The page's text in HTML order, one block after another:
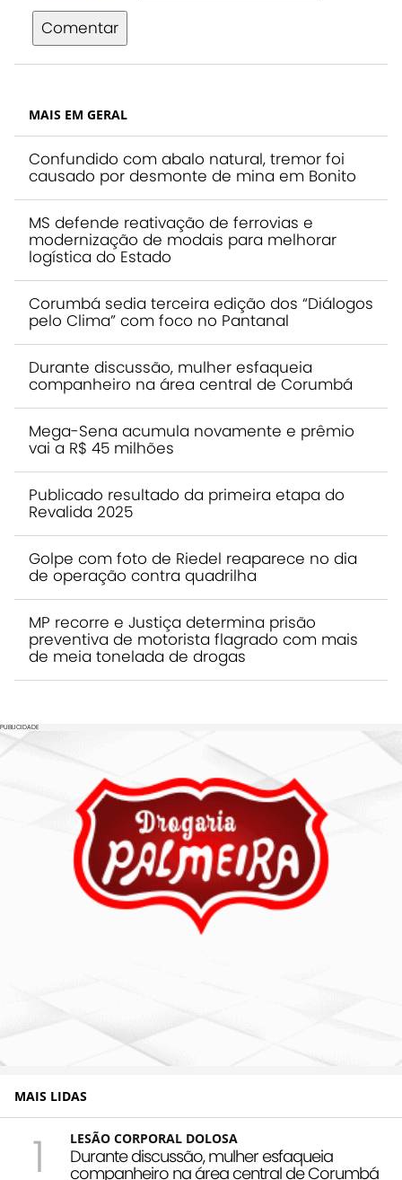
Comentar
MAIS EM GERAL
Confundido com abalo natural, tremor foi
causado por desmonte de mina em Bonito
MS defende reativação de ferrovias e
modernização de modais para melhorar
logística do Estado
Corumbá sedia terceira edição dos “Diálogos
pelo Clima” com foco no Pantanal
Durante discussão, mulher esfaqueia
companheiro na área central de Corumbá
Mega-Sena acumula novamente e prêmio
vai a R$ 45 milhões
Publicado resultado da primeira etapa do
Revalida 2025
Golpe com foto de Riedel reaparece no dia
de operação contra quadrilha
MP recorre e Justiça determina prisão
preventiva de motorista flagrado com mais
de meia tonelada de drogas
PUBLICIDADE
MAIS LIDAS
1 LESÃO CORPORAL DOLOSA
Durante discussão, mulher esfaqueia
companheiro na área central de Corumbá